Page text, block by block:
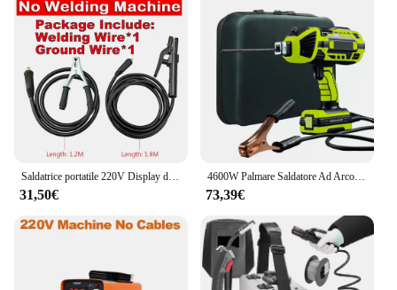
Saldatrice portatile 220V Display digitale LCD Saldatrici Hot Start 300A Saldatrice ad arco con filo portaelettrodo
31,50€
4600W Palmare Saldatore Ad Arco Saldatrice Automatica Portatile Saldatore Elettrico Domestico Strumenti di Saldatore Intelligente 110V/220V
73,39€